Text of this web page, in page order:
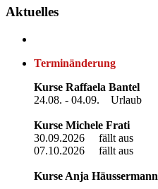
Aktuelles
Terminänderung
Kurse Raffaela Bantel
24.08. - 04.09. Urlaub
Kurse Michele Frati
30.09.2026 fällt aus
07.10.2026 fällt aus
Kurse Anja Häussermann